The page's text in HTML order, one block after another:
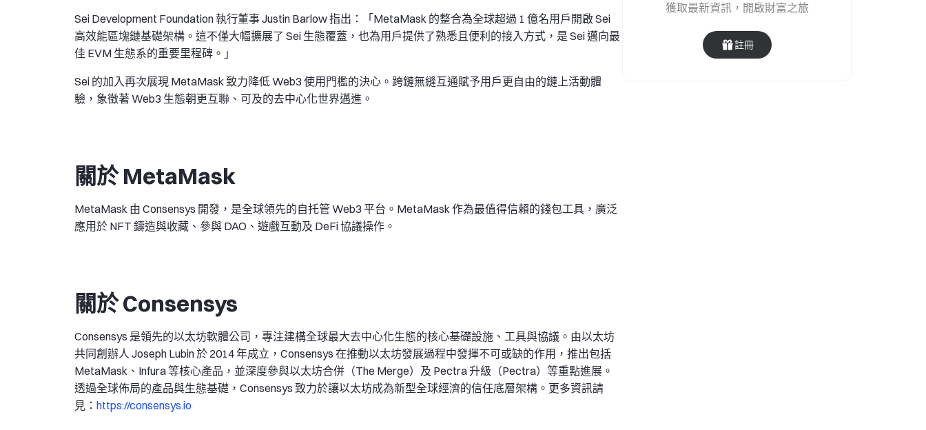
Sei Development Foundation 執行董事 Justin Barlow 指出：「MetaMask 的整合為全球超過 1 億名用戶開啟 Sei
高效能區塊鏈基礎架構。這不僅大幅擴展了 Sei 生態覆蓋，也為用戶提供了熟悉且便利的接入方式，是 Sei 邁向最
佳 EVM 生態系的重要里程碑。」
Sei 的加入再次展現 MetaMask 致力降低 Web3 使用門檻的決心。跨鏈無縫互通賦予用戶更自由的鏈上活動體
驗，象徵著 Web3 生態朝更互聯、可及的去中心化世界邁進。
關於 MetaMask
MetaMask 由 Consensys 開發，是全球領先的自托管 Web3 平台。MetaMask 作為最值得信賴的錢包工具，廣泛
應用於 NFT 鑄造與收藏、參與 DAO、遊戲互動及 DeFi 協議操作。
關於 Consensys
Consensys 是領先的以太坊軟體公司，專注建構全球最大去中心化生態的核心基礎設施、工具與協議。由以太坊
共同創辦人 Joseph Lubin 於 2014 年成立，Consensys 在推動以太坊發展過程中發揮不可或缺的作用，推出包括
MetaMask、Infura 等核心產品，並深度參與以太坊合併（The Merge）及 Pectra 升級（Pectra）等重點進展。
透過全球佈局的產品與生態基礎，Consensys 致力於讓以太坊成為新型全球經濟的信任底層架構。更多資訊請
見： https://consensys.io
獲取最新資訊，開啟財富之旅
註冊